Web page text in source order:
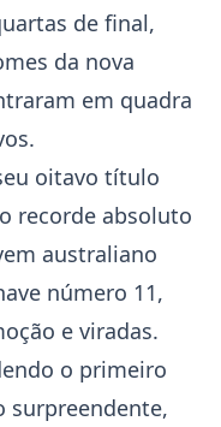
de final,
da nova
em quadra
oitavo título
recorde absoluto
australiano
número 11,
e viradas.
o primeiro
surpreendente,